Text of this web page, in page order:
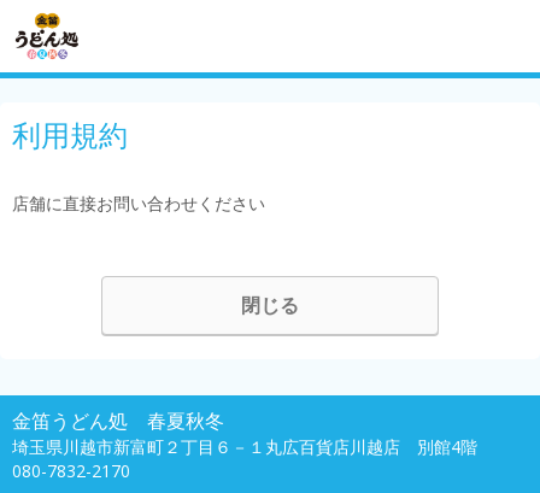
利用規約
店舗に直接お問い合わせください
閉じる
金笛うどん処 春夏秋冬
埼玉県川越市新富町２丁目６－１丸広百貨店川越店 別館4階
080-7832-2170